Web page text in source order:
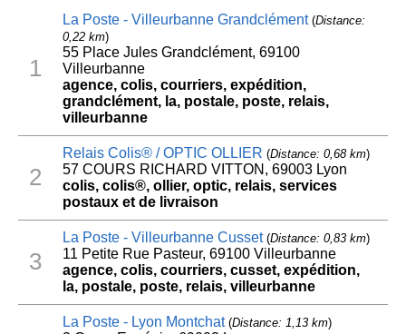
1
La Poste - Villeurbanne Grandclément(Distance:
0,22 km)
55 Place Jules Grandclément, 69100
Villeurbanne
agence, colis, courriers, expédition,
grandclément, la, postale, poste, relais,
villeurbanne
2
Relais Colis® / OPTIC OLLIER (Distance: 0,68 km)
57 COURS RICHARD VITTON, 69003 Lyon
colis, colis®, ollier, optic, relais, services
postaux et de livraison
3
La Poste - Villeurbanne Cusset(Distance: 0,83 km)
11 Petite Rue Pasteur, 69100 Villeurbanne
agence, colis, courriers, cusset, expédition,
la, postale, poste, relais, villeurbanne
La Poste - Lyon Montchat(Distance: 1,13 km)